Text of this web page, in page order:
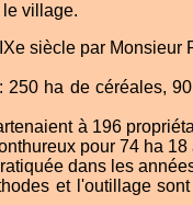
village.
siècle par
250 ha de céréales,
à 196
pour 74 ha 18
dans les
et l'outillage